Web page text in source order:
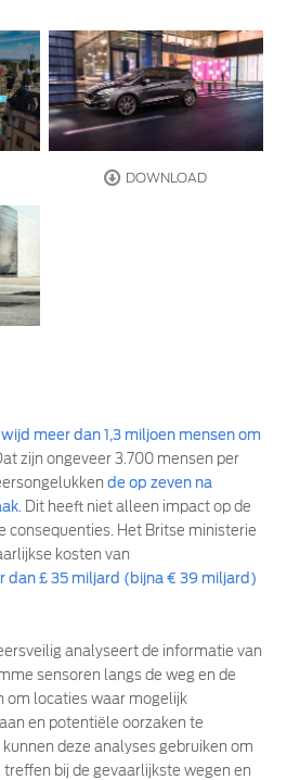
DOWNLOAD
meer dan 1,3 miljoen mensen om
Dat zijn ongeveer 3.700 mensen per
de op zeven na
. Dit heeft niet alleen impact op de
consequenties. Het Britse ministerie
kosten van
dan £ 35 miljard (bijna € 39 miljard)
analyseert de informatie van
sensoren langs de weg en de
om locaties waar mogelijk
en potentiële oorzaken te
deze analyses gebruiken om
bij de gevaarlijkste wegen en